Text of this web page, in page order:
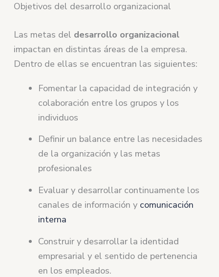
Objetivos del desarrollo organizacional
Las metas del desarrollo organizacional
impactan en distintas áreas de la empresa.
Dentro de ellas se encuentran las siguientes:
Fomentar la capacidad de integración y
colaboración entre los grupos y los
individuos
Definir un balance entre las necesidades
de la organización y las metas
profesionales
Evaluar y desarrollar continuamente los
canales de información y comunicación
interna
Construir y desarrollar la identidad
empresarial y el sentido de pertenencia
en los empleados.